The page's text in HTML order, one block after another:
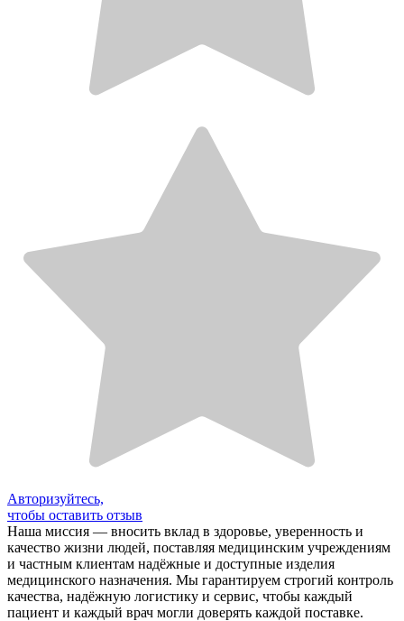
Авторизуйтесь,
чтобы оставить отзыв
Наша миссия — вносить вклад в здоровье, уверенность и
качество жизни людей, поставляя медицинским учреждениям
и частным клиентам надёжные и доступные изделия
медицинского назначения. Мы гарантируем строгий контроль
качества, надёжную логистику и сервис, чтобы каждый
пациент и каждый врач могли доверять каждой поставке.